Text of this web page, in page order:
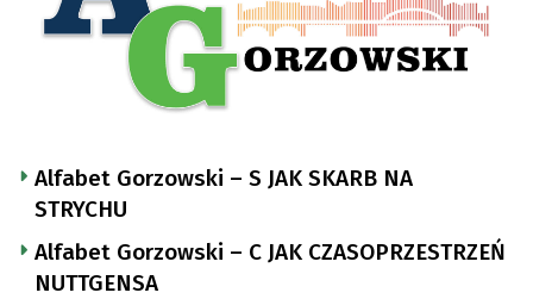
Alfabet Gorzowski – S JAK SKARB NA
STRYCHU
Alfabet Gorzowski – C JAK CZASOPRZESTRZEŃ
NUTTGENSA